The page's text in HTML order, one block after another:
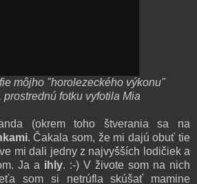
môjho "horolezeckého výkonu"
prostrednú fotku vyfotila Mia
(okrem toho štverania sa na
. Čakala som, že mi dajú obuť tie
mi dali jedny z najvyšších lodičiek a
Ja a ihly. :-) V živote som na nich
som si netrúfla skúšať mamine